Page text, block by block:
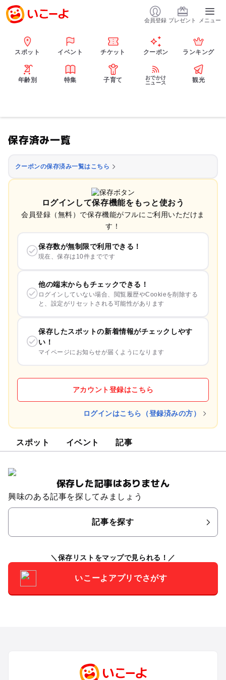
会員登録 プレゼント メニュー
スポット イベント チケット クーポン ランキング
年齢別 特集 子育て
おでかけ
ニュース
観光
保存済み一覧
クーポンの保存済み一覧はこちら
ログインして保存機能をもっと使おう
会員登録（無料）で保存機能がフルにご利用いただけま
す！
保存数が無制限で利用できる！
現在、保存は10件までです
他の端末からもチェックできる！
ログインしていない場合、閲覧履歴やCookieを削除する
と、設定がリセットされる可能性があります
保存したスポットの新着情報がチェックしやす
い！
マイページにお知らせが届くようになります
アカウント登録はこちら
ログインはこちら（登録済みの方）
スポット イベント 記事
保存した記事はありません
興味のある記事を探してみましょう
記事を探す
保存リストをマップで見られる！
いこーよアプリでさがす